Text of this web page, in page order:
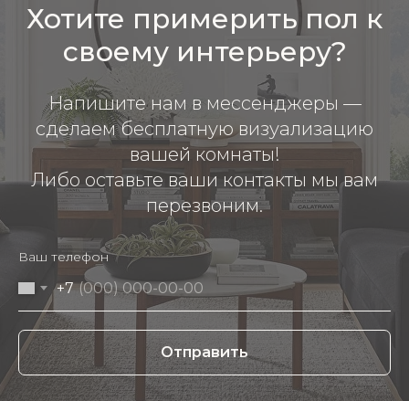
Хотите примерить пол к
своему интерьеру?
Напишите нам в мессенджеры —
сделаем бесплатную визуализацию
вашей комнаты!
Либо оставьте ваши контакты мы вам
перезвоним.
Ваш телефон
+7
Отправить